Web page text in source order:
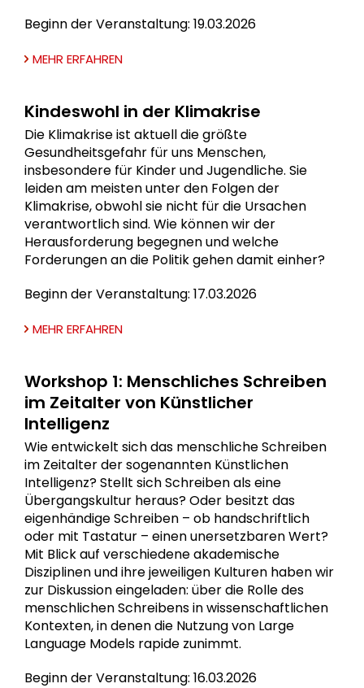
Beginn der Veranstaltung: 19.03.2026
MEHR ERFAHREN
Kindeswohl in der Klimakrise
Die Klimakrise ist aktuell die größte
Gesundheitsgefahr für uns Menschen,
insbesondere für Kinder und Jugendliche. Sie
leiden am meisten unter den Folgen der
Klimakrise, obwohl sie nicht für die Ursachen
verantwortlich sind. Wie können wir der
Herausforderung begegnen und welche
Forderungen an die Politik gehen damit einher?
Beginn der Veranstaltung: 17.03.2026
MEHR ERFAHREN
Workshop 1: Menschliches Schreiben
im Zeitalter von Künstlicher
Intelligenz
Wie entwickelt sich das menschliche Schreiben
im Zeitalter der sogenannten Künstlichen
Intelligenz? Stellt sich Schreiben als eine
Übergangskultur heraus? Oder besitzt das
eigenhändige Schreiben – ob handschriftlich
oder mit Tastatur – einen unersetzbaren Wert?
Mit Blick auf verschiedene akademische
Disziplinen und ihre jeweiligen Kulturen haben wir
zur Diskussion eingeladen: über die Rolle des
menschlichen Schreibens in wissenschaftlichen
Kontexten, in denen die Nutzung von Large
Language Models rapide zunimmt.
Beginn der Veranstaltung: 16.03.2026